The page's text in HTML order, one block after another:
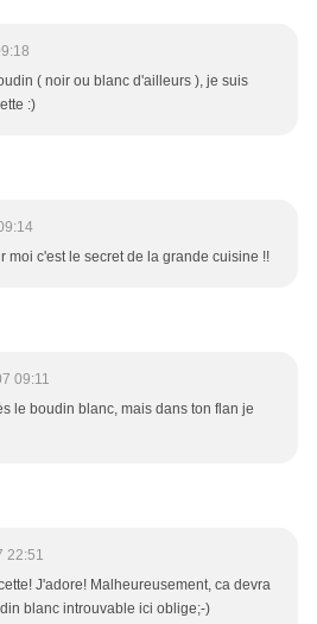
( noir ou blanc d'ailleurs ), je suis
:)
moi c'est le secret de la grande cuisine !!
09:11
le boudin blanc, mais dans ton flan je
22:51
J'adore! Malheureusement, ca devra
blanc introuvable ici oblige;-)